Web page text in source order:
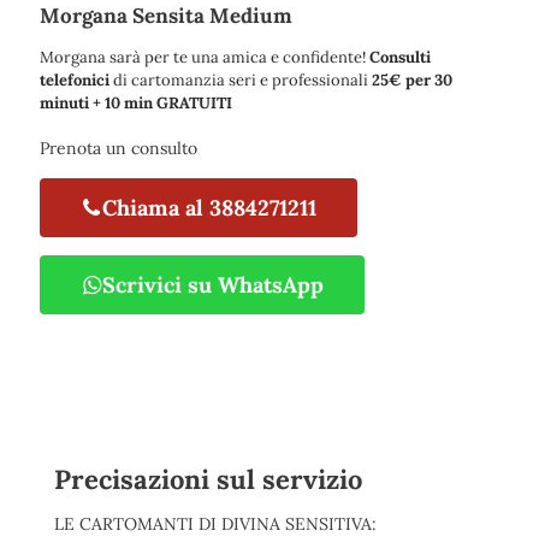
Morgana Sensita Medium
Morgana sarà per te una amica e confidente!Consulti
telefonicidi cartomanzia seri e professionali25€ per 30
minuti + 10 min GRATUITI
Prenota un consulto
Chiama al 3884271211
Scrivici su WhatsApp
Precisazioni sul servizio
LE CARTOMANTI DI DIVINA SENSITIVA: